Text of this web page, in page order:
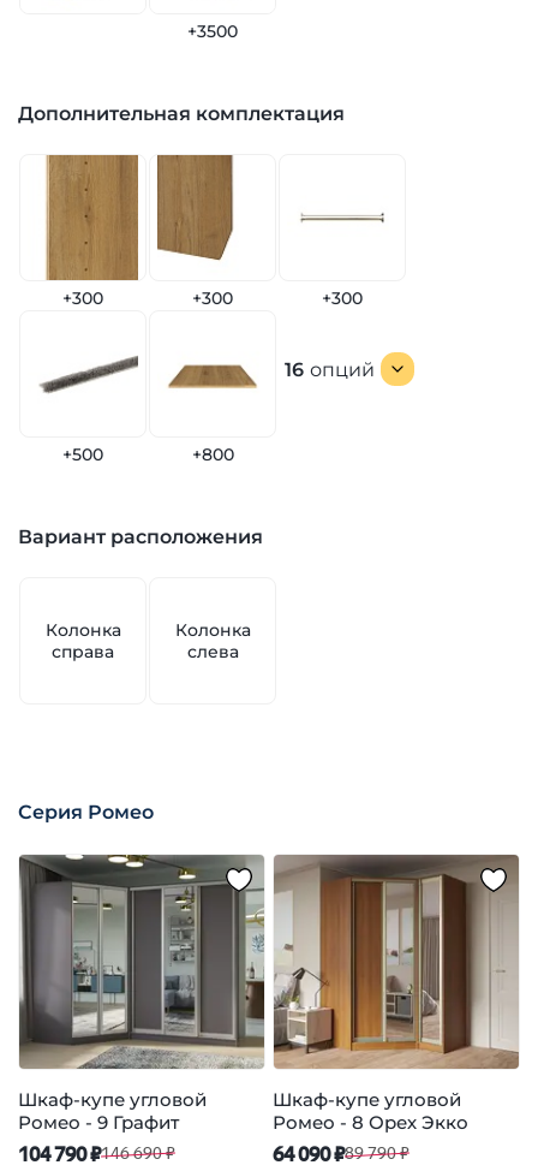
+3500
Дополнительная комплектация
+300 +300 +300
+500 +800
16 опций
Вариант расположения
Колонка
справа
Колонка
слева
Серия Ромео
Шкаф-купе угловой
Ромео - 9 Графит
104 790 ₽146 690 ₽
Шкаф-купе угловой
Ромео - 8 Орех Экко
64 090 ₽89 790 ₽